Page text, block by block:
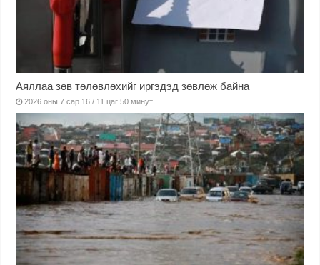
Аяллаа зөв төлөвлөхийг иргэдэд зөвлөж байна
2026 оны 7 сар 16 / 11 цаг 50 минут